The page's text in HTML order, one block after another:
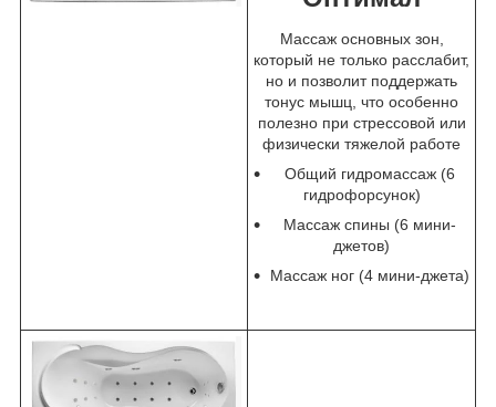
Массаж основных зон,
который не только расслабит,
но и позволит поддержать
тонус мышц, что особенно
полезно при стрессовой или
физически тяжелой работе
Общий гидромассаж (6
гидрофорсунок)
Массаж спины (6 мини-
джетов)
Массаж ног (4 мини-джета)